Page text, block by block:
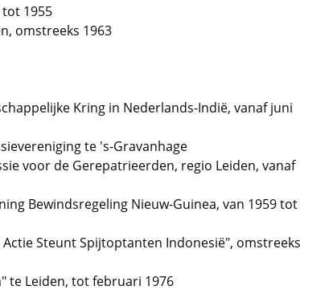
1955
omstreeks 1963
Kring in Nederlands-Indië, vanaf juni
te 's-Gravanhage
voor de Gerepatrieerden, regio Leiden, vanaf
Bewindsregeling Nieuw-Guinea, van 1959 tot
Steunt Spijtoptanten Indonesië", omstreeks
te Leiden, tot februari 1976